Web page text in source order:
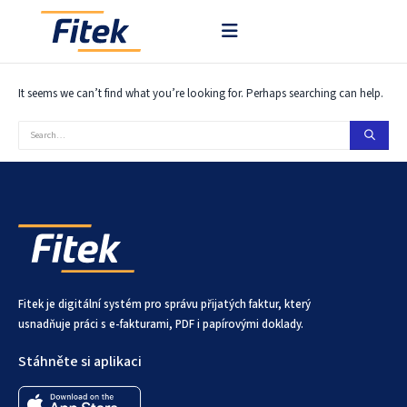
Nothing Found
It seems we can’t find what you’re looking for. Perhaps searching can help.
Fitek je digitální systém pro správu přijatých faktur, který
usnadňuje práci s e-fakturami, PDF i papírovými doklady.
Stáhněte si aplikaci